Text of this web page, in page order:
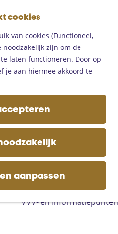
cookies
van cookies (Functioneel,
noodzakelijk zijn om de
laten functioneren. Door op
je aan hiermee akkoord te
aanpassen
a
n
a
a
r
e
h
m
e
a
g
e
Z
o
e
k
e
Mountainbiken
Toproutes
De regio
Someren
Asten
Deurne
Laarbeek
Plan je bezoek
Bijzonder overnachten
Zakelijk bezoek
VVV- en Informatiepunten